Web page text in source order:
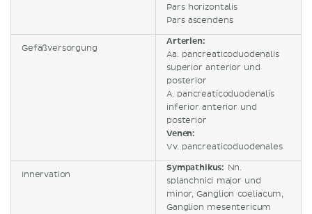
Pars horizontalis
Pars ascendens
Gefäßversorgung
Arterien:
Aa. pancreaticoduodenalis
superior anterior und
posterior
A. pancreaticoduodenalis
inferior anterior und
posterior
Venen:
Vv. pancreaticoduodenales
Innervation
Sympathikus: Nn.
splanchnici major und
minor, Ganglion coeliacum,
Ganglion mesentericum